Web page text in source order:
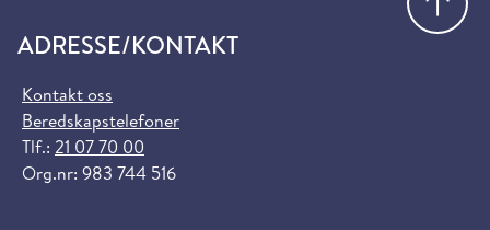
ADRESSE/KONTAKT
Kontakt oss
Beredskapstelefoner
Tlf.: 21 07 70 00
Org.nr: 983 744 516